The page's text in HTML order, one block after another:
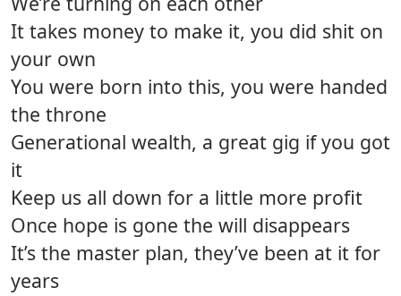
It takes money to make it, you did shit on
your own
You were born into this, you were handed
the throne
Generational wealth, a great gig if you got
it
Keep us all down for a little more profit
Once hope is gone the will disappears
It’s the master plan, they’ve been at it for
years